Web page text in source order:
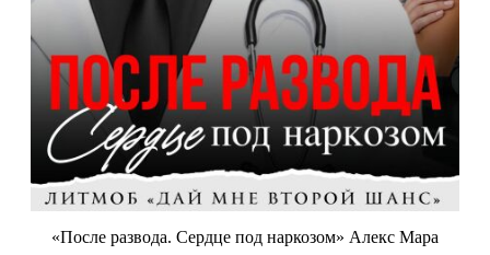
«После развода. Сердце под наркозом» Алекс Мара